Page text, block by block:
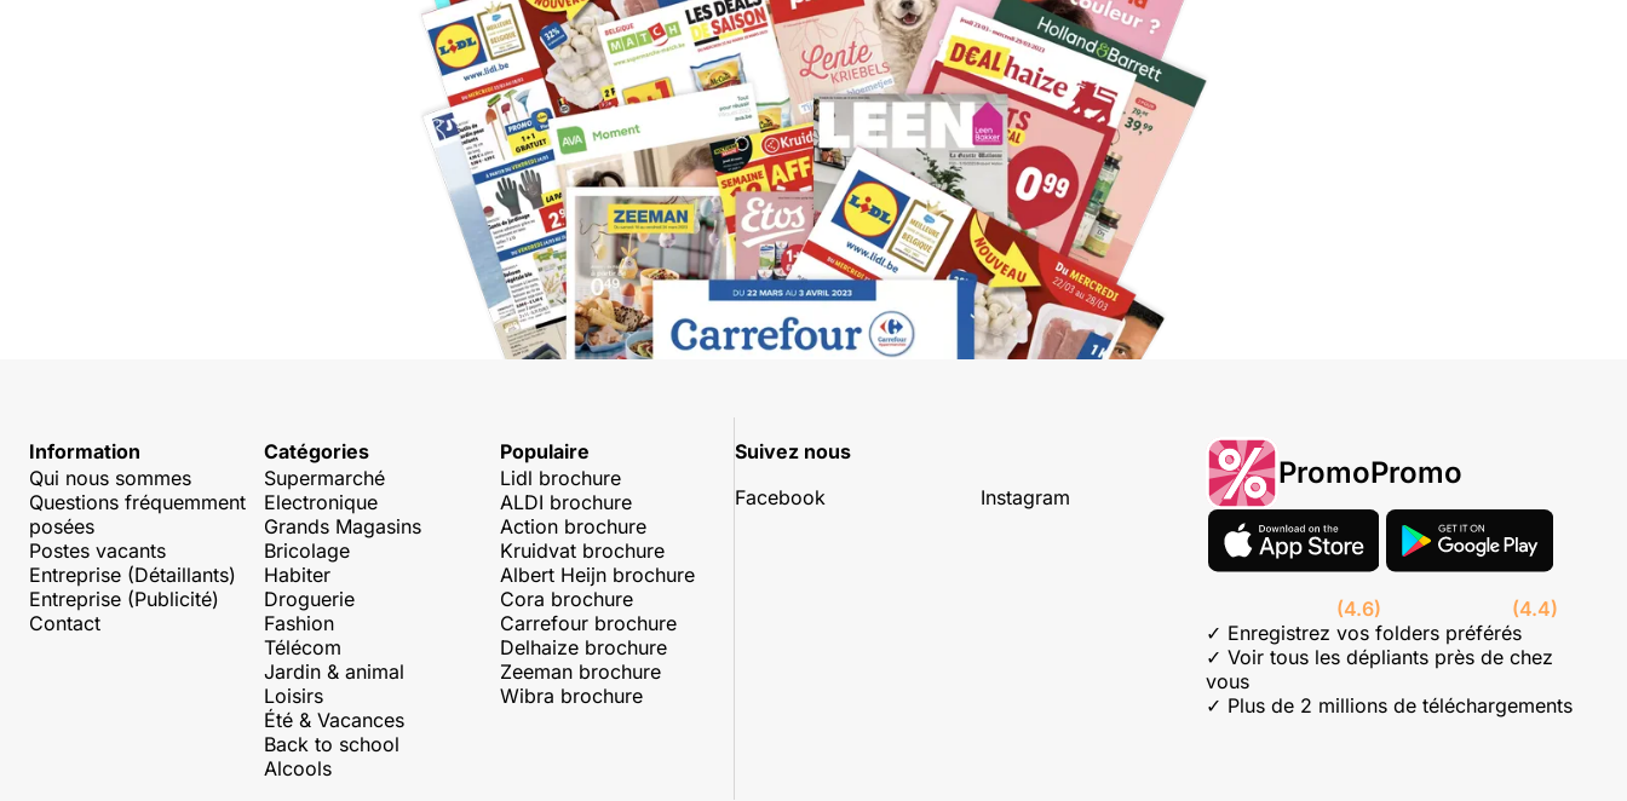
Information
Qui nous sommes
Questions fréquemment
posées
Postes vacants
Entreprise (Détaillants)
Entreprise (Publicité)
Contact
Catégories
Supermarché
Electronique
Grands Magasins
Bricolage
Habiter
Droguerie
Fashion
Télécom
Jardin & animal
Loisirs
Été & Vacances
Back to school
Alcools
Populaire
Lidl brochure
ALDI brochure
Action brochure
Kruidvat brochure
Albert Heijn brochure
Cora brochure
Carrefour brochure
Delhaize brochure
Zeeman brochure
Wibra brochure
Suivez nous
Facebook
Instagram
PromoPromo
(4.6)
(4.4)
✓ Enregistrez vos folders préférés
✓ Voir tous les dépliants près de chez
vous
✓ Plus de 2 millions de téléchargements